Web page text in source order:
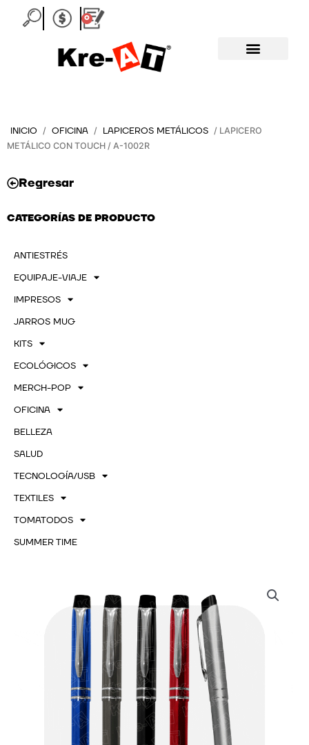
0
Carrito
INICIO / OFICINA / LAPICEROS METÁLICOS / LAPICERO
METÁLICO CON TOUCH / A-1002R
Regresar
CATEGORÍAS DE PRODUCTO
ANTIESTRÉS
EQUIPAJE-VIAJE
IMPRESOS
JARROS MUG
KITS
ECOLÓGICOS
MERCH-POP
OFICINA
BELLEZA
SALUD
TECNOLOGÍA/USB
TEXTILES
TOMATODOS
SUMMER TIME